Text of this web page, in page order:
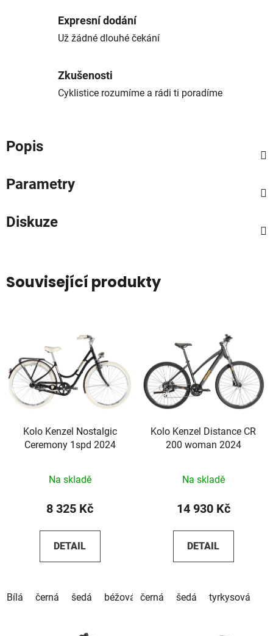
Expresní dodání
Už žádné dlouhé čekání
Zkušenosti
Cyklistice rozumíme a rádi ti poradíme
Popis
Parametry
Diskuze
Související produkty
Kolo Kenzel Nostalgic
Ceremony 1spd 2024
Na skladě
8 325 Kč
DETAIL
Bílá černá šedá béžová hnědá
Kolo Kenzel Distance CR
200 woman 2024
Na skladě
14 930 Kč
DETAIL
černá šedá tyrkysová